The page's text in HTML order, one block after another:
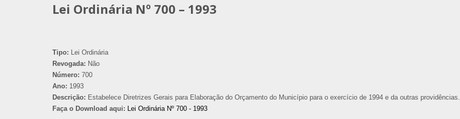
Lei Ordinária Nº 700 – 1993
Tipo: Lei Ordinária
Revogada: Não
Número: 700
Ano: 1993
Descrição: Estabelece Diretrizes Gerais para Elaboração do Orçamento do Município para o exercício de 1994 e da outras providências.
Faça o Download aqui: Lei Ordinária Nº 700 - 1993